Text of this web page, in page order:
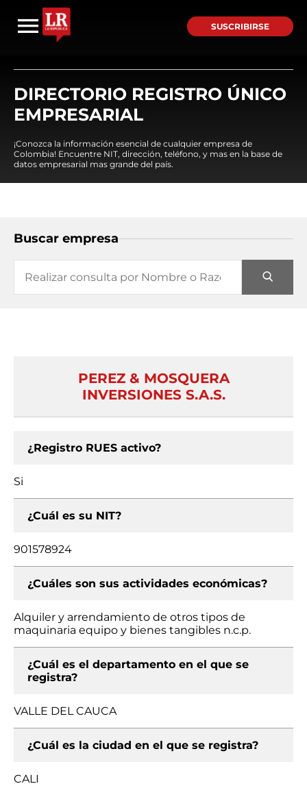
SUSCRIBIRSE
DIRECTORIO REGISTRO ÚNICO
EMPRESARIAL
¡Conozca la información esencial de cualquier empresa de
Colombia! Encuentre NIT, dirección, teléfono, y mas en la base de
datos empresarial mas grande del país.
Buscar empresa
PEREZ & MOSQUERA
INVERSIONES S.A.S.
¿Registro RUES activo?
Si
¿Cuál es su NIT?
901578924
¿Cuáles son sus actividades económicas?
Alquiler y arrendamiento de otros tipos de
maquinaria equipo y bienes tangibles n.c.p.
¿Cuál es el departamento en el que se
registra?
VALLE DEL CAUCA
¿Cuál es la ciudad en el que se registra?
CALI